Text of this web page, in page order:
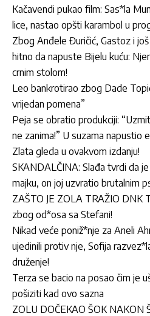
Kačavendi pukao film: Sas*la
lice, nastao opšti karambol u
Zbog Anđele Đuričić, Gastoz i
hitno da napuste Bijelu kuću:
crnim stolom!
Leo bankrotirao zbog Dade
vrijedan pomena”
Peja se obratio produkciji:
ne zanima!” U suzama napustio
Zlata gleda u ovakvom izdanju!
SKANDALČINA: Slađa tvrdi da
majku, on joj uzvratio brutalnim
ZAŠTO JE ZOLA TRAŽIO DNK
zbog od*osa sa Stefani!
Nikad veće poniž*nje za Aneli
ujedinili protiv nje, Sofija
druženje!
Terza se bacio na posao čim je
pošiziti kad ovo sazna
ZOLU DOČEKAO ŠOK NAKON